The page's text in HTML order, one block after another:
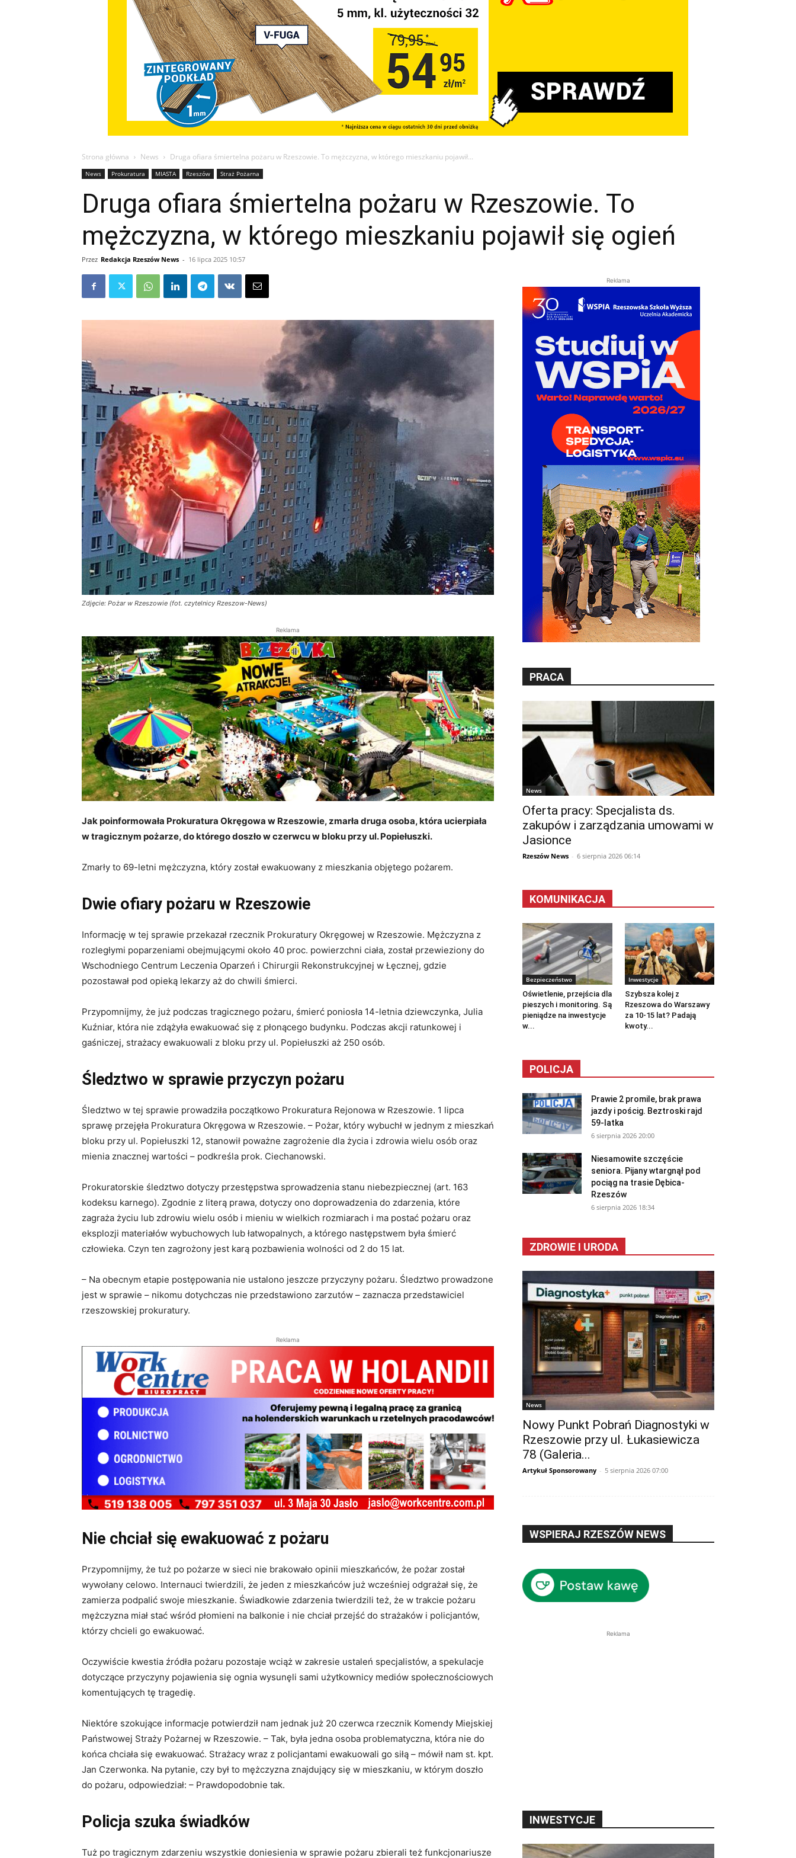
Strona główna News Druga ofiara śmiertelna pożaru w Rzeszowie. To mężczyzna, w którego mieszkaniu pojawił...
News Prokuratura MIASTA Rzeszów Straż Pożarna
Druga ofiara śmiertelna pożaru w Rzeszowie. To
mężczyzna, w którego mieszkaniu pojawił się ogień
Przez Redakcja Rzeszów News - 16 lipca 2025 10:57
Zdjęcie: Pożar w Rzeszowie (fot. czytelnicy Rzeszow-News)
Reklama
Jak poinformowała Prokuratura Okręgowa w Rzeszowie, zmarła druga osoba, która ucierpiała
w tragicznym pożarze, do którego doszło w czerwcu w bloku przy ul. Popiełuszki.
Zmarły to 69-letni mężczyzna, który został ewakuowany z mieszkania objętego pożarem.
Dwie ofiary pożaru w Rzeszowie
Informację w tej sprawie przekazał rzecznik Prokuratury Okręgowej w Rzeszowie. Mężczyzna z
rozległymi poparzeniami obejmującymi około 40 proc. powierzchni ciała, został przewieziony do
Wschodniego Centrum Leczenia Oparzeń i Chirurgii Rekonstrukcyjnej w Łęcznej, gdzie
pozostawał pod opieką lekarzy aż do chwili śmierci.
Przypomnijmy, że już podczas tragicznego pożaru, śmierć poniosła 14-letnia dziewczynka, Julia
Kuźniar, która nie zdążyła ewakuować się z płonącego budynku. Podczas akcji ratunkowej i
gaśniczej, strażacy ewakuowali z bloku przy ul. Popiełuszki aż 250 osób.
Śledztwo w sprawie przyczyn pożaru
Śledztwo w tej sprawie prowadziła początkowo Prokuratura Rejonowa w Rzeszowie. 1 lipca
sprawę przejęła Prokuratura Okręgowa w Rzeszowie. – Pożar, który wybuchł w jednym z mieszkań
bloku przy ul. Popiełuszki 12, stanowił poważne zagrożenie dla życia i zdrowia wielu osób oraz
mienia znacznej wartości – podkreśla prok. Ciechanowski.
Prokuratorskie śledztwo dotyczy przestępstwa sprowadzenia stanu niebezpiecznej (art. 163
kodeksu karnego). Zgodnie z literą prawa, dotyczy ono doprowadzenia do zdarzenia, które
zagraża życiu lub zdrowiu wielu osób i mieniu w wielkich rozmiarach i ma postać pożaru oraz
eksplozji materiałów wybuchowych lub łatwopalnych, a którego następstwem była śmierć
człowieka. Czyn ten zagrożony jest karą pozbawienia wolności od 2 do 15 lat.
– Na obecnym etapie postępowania nie ustalono jeszcze przyczyny pożaru. Śledztwo prowadzone
jest w sprawie – nikomu dotychczas nie przedstawiono zarzutów – zaznacza przedstawiciel
rzeszowskiej prokuratury.
Reklama
Nie chciał się ewakuować z pożaru
Przypomnijmy, że tuż po pożarze w sieci nie brakowało opinii mieszkańców, że pożar został
wywołany celowo. Internauci twierdzili, że jeden z mieszkańców już wcześniej odgrażał się, że
zamierza podpalić swoje mieszkanie. Świadkowie zdarzenia twierdzili też, że w trakcie pożaru
mężczyzna miał stać wśród płomieni na balkonie i nie chciał przejść do strażaków i policjantów,
którzy chcieli go ewakuować.
Oczywiście kwestia źródła pożaru pozostaje wciąż w zakresie ustaleń specjalistów, a spekulacje
dotyczące przyczyny pojawienia się ognia wysunęli sami użytkownicy mediów społecznościowych
komentujących tę tragedię.
Niektóre szokujące informacje potwierdził nam jednak już 20 czerwca rzecznik Komendy Miejskiej
Państwowej Straży Pożarnej w Rzeszowie. – Tak, była jedna osoba problematyczna, która nie do
końca chciała się ewakuować. Strażacy wraz z policjantami ewakuowali go siłą – mówił nam st. kpt.
Jan Czerwonka. Na pytanie, czy był to mężczyzna znajdujący się w mieszkaniu, w którym doszło
do pożaru, odpowiedział: – Prawdopodobnie tak.
Policja szuka świadków
Tuż po tragicznym zdarzeniu wszystkie doniesienia w sprawie pożaru zbierali też funkcjonariusze
Reklama
PRACA
News
Oferta pracy: Specjalista ds.
zakupów i zarządzania umowami w
Jasionce
Rzeszów News - 6 sierpnia 2026 06:14
KOMUNIKACJA
Bezpieczeństwo
Oświetlenie, przejścia dla
pieszych i monitoring. Są
pieniądze na inwestycje
w...
Inwestycje
Szybsza kolej z
Rzeszowa do Warszawy
za 10-15 lat? Padają
kwoty...
POLICJA
Prawie 2 promile, brak prawa
jazdy i pościg. Beztroski rajd
59-latka
6 sierpnia 2026 20:00
Niesamowite szczęście
seniora. Pijany wtargnął pod
pociąg na trasie Dębica-
Rzeszów
6 sierpnia 2026 18:34
ZDROWIE I URODA
News
Nowy Punkt Pobrań Diagnostyki w
Rzeszowie przy ul. Łukasiewicza
78 (Galeria...
Artykuł Sponsorowany - 5 sierpnia 2026 07:00
WSPIERAJ RZESZÓW NEWS
Reklama
INWESTYCJE